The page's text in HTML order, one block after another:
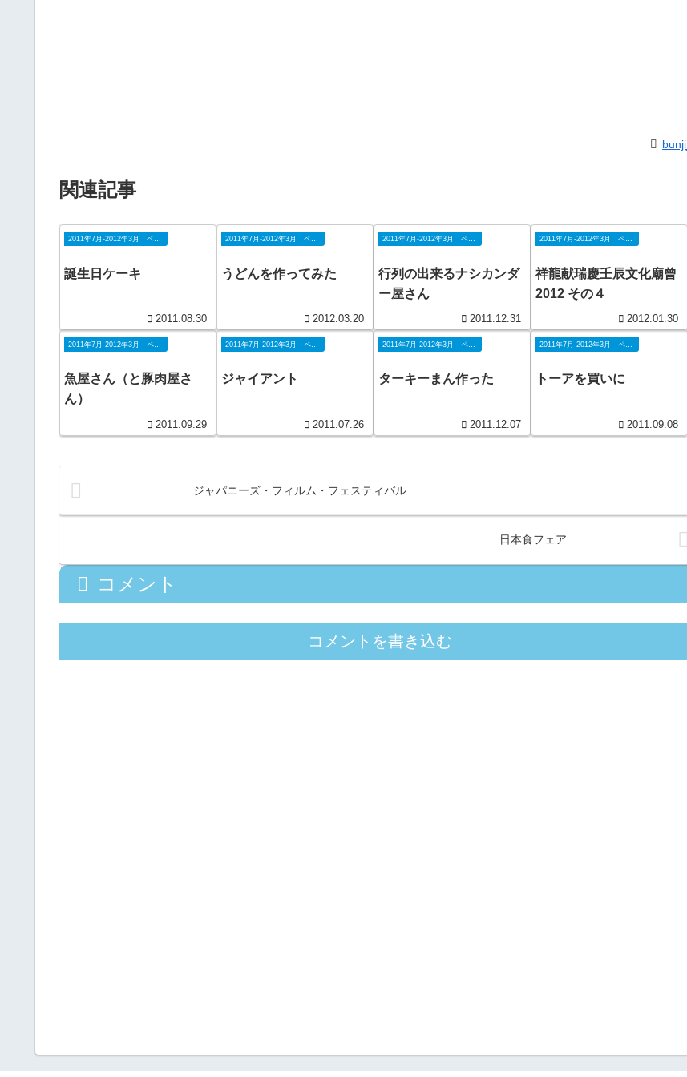
bunji_
関連記事
2011年7月-2012年3月 ペナン
誕生日ケーキ
2011.08.30
2011年7月-2012年3月 ペナン
うどんを作ってみた
2012.03.20
2011年7月-2012年3月 ペナン
行列の出来るナシカンダ
ー屋さん
2011.12.31
2011年7月-2012年3月 ペナン
祥龍献瑞慶壬辰文化廟曾
2012 その４
2012.01.30
2011年7月-2012年3月 ペナン
魚屋さん（と豚肉屋さ
ん）
2011.09.29
2011年7月-2012年3月 ペナン
ジャイアント
2011.07.26
2011年7月-2012年3月 ペナン
ターキーまん作った
2011.12.07
2011年7月-2012年3月 ペナン
トーアを買いに
2011.09.08
ジャパニーズ・フィルム・フェスティバル
日本食フェア
コメント
コメントを書き込む